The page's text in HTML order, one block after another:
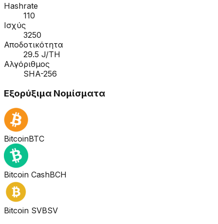
Hashrate
110
Ισχύς
3250
Αποδοτικότητα
29.5 J/TH
Αλγόριθμος
SHA-256
Εξορύξιμα Νομίσματα
BitcoinBTC
Bitcoin CashBCH
Bitcoin SVBSV